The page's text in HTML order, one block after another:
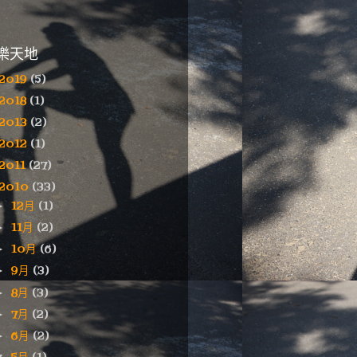
天地
(5)
(1)
(2)
(1)
(27)
(33)
12月 (1)
11月 (2)
10月(6)
9月 (3)
8月(3)
7月 (2)
6月(2)